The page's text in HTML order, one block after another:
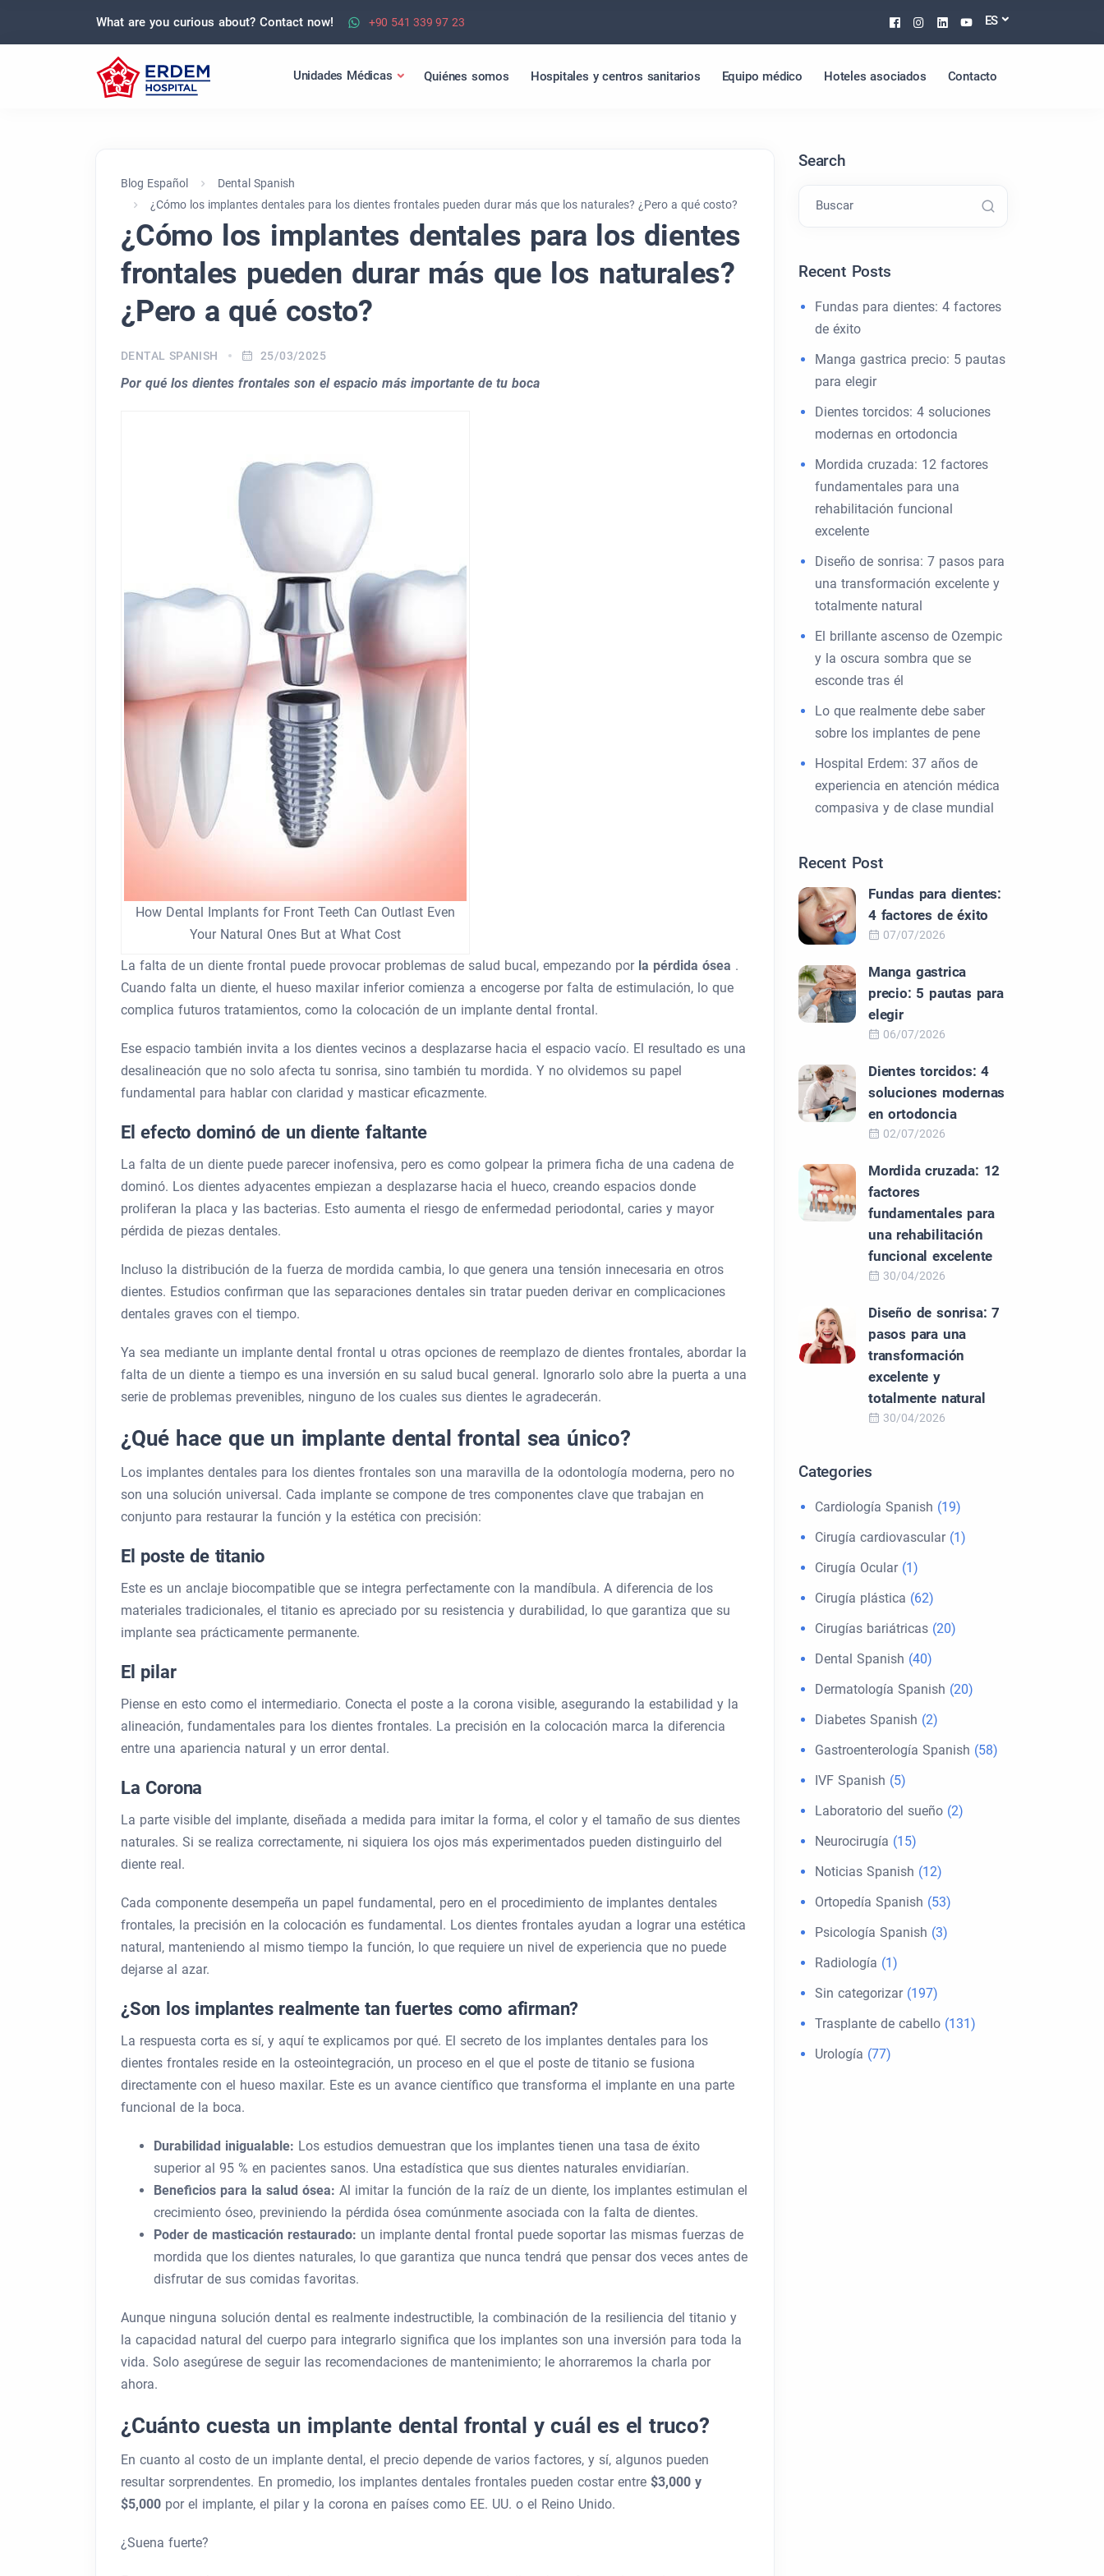
What are you curious about? Contact now! +90 541 339 97 23 Facebook
Instagram
Linkedin
Youtube
ES
Unidades Médicas Quiénes somos Hospitales y centros sanitarios Equipo médico Hoteles asociados Contacto
Blog Español
Dental Spanish
¿Cómo los implantes dentales para los dientes frontales pueden durar más que los naturales? ¿Pero a qué costo?
¿Cómo los implantes dentales para los dientes
frontales pueden durar más que los naturales?
¿Pero a qué costo?
DENTAL SPANISH 25/03/2025
Por qué los dientes frontales son el espacio más importante de tu boca
How Dental Implants for Front Teeth Can Outlast Even
Your Natural Ones But at What Cost
La falta de un diente frontal puede provocar problemas de salud bucal, empezando por la pérdida ósea .
Cuando falta un diente, el hueso maxilar inferior comienza a encogerse por falta de estimulación, lo que
complica futuros tratamientos, como la colocación de un implante dental frontal.
Ese espacio también invita a los dientes vecinos a desplazarse hacia el espacio vacío. El resultado es una
desalineación que no solo afecta tu sonrisa, sino también tu mordida. Y no olvidemos su papel
fundamental para hablar con claridad y masticar eficazmente.
El efecto dominó de un diente faltante
La falta de un diente puede parecer inofensiva, pero es como golpear la primera ficha de una cadena de
dominó. Los dientes adyacentes empiezan a desplazarse hacia el hueco, creando espacios donde
proliferan la placa y las bacterias. Esto aumenta el riesgo de enfermedad periodontal, caries y mayor
pérdida de piezas dentales.
Incluso la distribución de la fuerza de mordida cambia, lo que genera una tensión innecesaria en otros
dientes. Estudios confirman que las separaciones dentales sin tratar pueden derivar en complicaciones
dentales graves con el tiempo.
Ya sea mediante un implante dental frontal u otras opciones de reemplazo de dientes frontales, abordar la
falta de un diente a tiempo es una inversión en su salud bucal general. Ignorarlo solo abre la puerta a una
serie de problemas prevenibles, ninguno de los cuales sus dientes le agradecerán.
¿Qué hace que un implante dental frontal sea único?
Los implantes dentales para los dientes frontales son una maravilla de la odontología moderna, pero no
son una solución universal. Cada implante se compone de tres componentes clave que trabajan en
conjunto para restaurar la función y la estética con precisión:
El poste de titanio
Este es un anclaje biocompatible que se integra perfectamente con la mandíbula. A diferencia de los
materiales tradicionales, el titanio es apreciado por su resistencia y durabilidad, lo que garantiza que su
implante sea prácticamente permanente.
El pilar
Piense en esto como el intermediario. Conecta el poste a la corona visible, asegurando la estabilidad y la
alineación, fundamentales para los dientes frontales. La precisión en la colocación marca la diferencia
entre una apariencia natural y un error dental.
La Corona
La parte visible del implante, diseñada a medida para imitar la forma, el color y el tamaño de sus dientes
naturales. Si se realiza correctamente, ni siquiera los ojos más experimentados pueden distinguirlo del
diente real.
Cada componente desempeña un papel fundamental, pero en el procedimiento de implantes dentales
frontales, la precisión en la colocación es fundamental. Los dientes frontales ayudan a lograr una estética
natural, manteniendo al mismo tiempo la función, lo que requiere un nivel de experiencia que no puede
dejarse al azar.
¿Son los implantes realmente tan fuertes como afirman?
La respuesta corta es sí, y aquí te explicamos por qué. El secreto de los implantes dentales para los
dientes frontales reside en la osteointegración, un proceso en el que el poste de titanio se fusiona
directamente con el hueso maxilar. Este es un avance científico que transforma el implante en una parte
funcional de la boca.
Durabilidad inigualable: Los estudios demuestran que los implantes tienen una tasa de éxito
superior al 95 % en pacientes sanos. Una estadística que sus dientes naturales envidiarían.
Beneficios para la salud ósea: Al imitar la función de la raíz de un diente, los implantes estimulan el
crecimiento óseo, previniendo la pérdida ósea comúnmente asociada con la falta de dientes.
Poder de masticación restaurado: un implante dental frontal puede soportar las mismas fuerzas de
mordida que los dientes naturales, lo que garantiza que nunca tendrá que pensar dos veces antes de
disfrutar de sus comidas favoritas.
Aunque ninguna solución dental es realmente indestructible, la combinación de la resiliencia del titanio y
la capacidad natural del cuerpo para integrarlo significa que los implantes son una inversión para toda la
vida. Solo asegúrese de seguir las recomendaciones de mantenimiento; le ahorraremos la charla por
ahora.
¿Cuánto cuesta un implante dental frontal y cuál es el truco?
En cuanto al costo de un implante dental, el precio depende de varios factores, y sí, algunos pueden
resultar sorprendentes. En promedio, los implantes dentales frontales pueden costar entre $3,000 y
$5,000 por el implante, el pilar y la corona en países como EE. UU. o el Reino Unido.
¿Suena fuerte?
Search
Buscar
Recent Posts
Fundas para dientes: 4 factores
de éxito
Manga gastrica precio: 5 pautas
para elegir
Dientes torcidos: 4 soluciones
modernas en ortodoncia
Mordida cruzada: 12 factores
fundamentales para una
rehabilitación funcional
excelente
Diseño de sonrisa: 7 pasos para
una transformación excelente y
totalmente natural
El brillante ascenso de Ozempic
y la oscura sombra que se
esconde tras él
Lo que realmente debe saber
sobre los implantes de pene
Hospital Erdem: 37 años de
experiencia en atención médica
compasiva y de clase mundial
Recent Post
Fundas para dientes:
4 factores de éxito
07/07/2026
Manga gastrica
precio: 5 pautas para
elegir
06/07/2026
Dientes torcidos: 4
soluciones modernas
en ortodoncia
02/07/2026
Mordida cruzada: 12
factores
fundamentales para
una rehabilitación
funcional excelente
30/04/2026
Diseño de sonrisa: 7
pasos para una
transformación
excelente y
totalmente natural
30/04/2026
Categories
Cardiología Spanish (19)
Cirugía cardiovascular(1)
Cirugía Ocular(1)
Cirugía plástica (62)
Cirugías bariátricas (20)
Dental Spanish (40)
Dermatología Spanish (20)
Diabetes Spanish (2)
Gastroenterología Spanish (58)
IVF Spanish (5)
Laboratorio del sueño (2)
Neurocirugía (15)
Noticias Spanish (12)
Ortopedía Spanish (53)
Psicología Spanish (3)
Radiología (1)
Sin categorizar(197)
Trasplante de cabello (131)
Urología (77)